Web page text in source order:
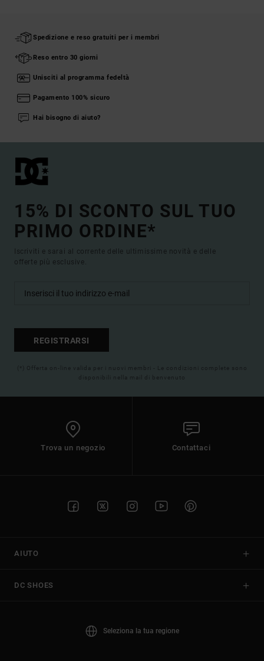
Spedizione e reso gratuiti per i membri
Reso entro 30 giorni
Unisciti al programma fedeltà
Pagamento 100% sicuro
Hai bisogno di aiuto?
15% DI SCONTO SUL TUO
PRIMO ORDINE*
Iscriviti e sarai al corrente delle ultimissime novità e delle
offerte più esclusive.
REGISTRARSI
(*) Offerta on-line valida per i nuovi membri - Le condizioni complete sono
disponibili nella mail di benvenuto
Trova un negozio Contattaci
AIUTO
DC SHOES
Seleziona la tua regione